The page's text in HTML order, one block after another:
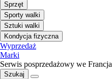
Sprzęt
Sporty walki
Sztuki walki
Kondycja fizyczna
Wyprzedaż
Marki
Serwis posprzedażowy we Francja
Szukaj